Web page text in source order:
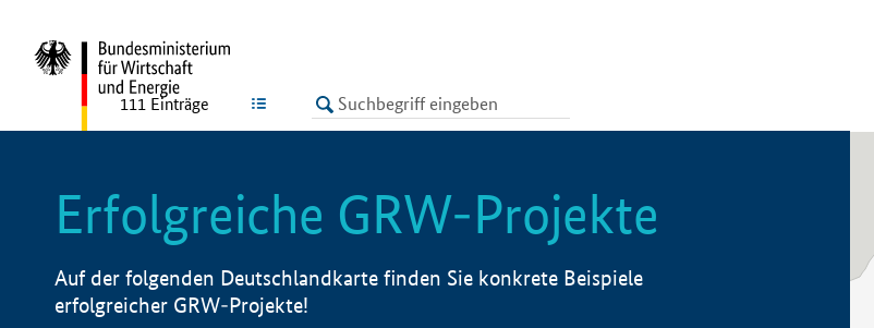
LISTE
111 Einträge
Erfolgreiche GRW-Projekte
Auf der folgenden Deutschlandkarte finden Sie konkrete Beispiele
erfolgreicher GRW-Projekte!